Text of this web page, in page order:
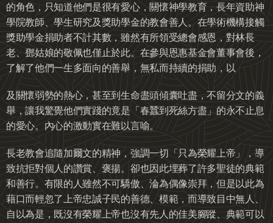
的角色，只知道他們是很有愛心，關懷神學教育，長年資助神
學院教師、學生研究及獎助學金的教會善人。在學術機構接觸
獎助學金捐助者不計其數，雖然有所領受總會感恩，對林長
老、鄧姑娘的敬佩也僅止於此。在參與恩惠基金會董事會後，
了解了他們一生多面向的善舉，無私而持續的捐助，以
及關懷弱勢的熱心，甚至到生命盡頭傾囊吐盡，不留分文的義
舉，讓我驚覺他們實踐的竟是「春蠶到死絲方盡」的永不止息
的愛心。內心的激動實在難以言喻。
長老教會追隨加爾文的精神，強調一切「只為榮耀上帝」，導
致抗拒對個人的讚賞、褒揚。卻也因此埋葬了許多聖徒的典範
和善行。有限的人雖然不可驕傲、淪為偶像崇拜，但是以此為
藉口而輕忽了上帝忠誠子民的善德、模範，而導致目中無人、
自以為是，既沒有榮耀上帝也沒有先人的佳美腳蹤、典範可以